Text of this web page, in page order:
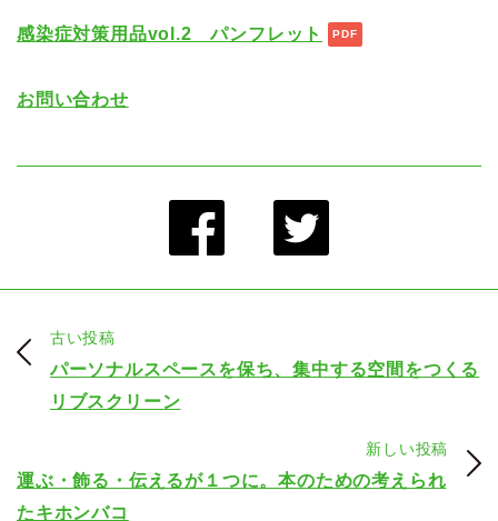
感染症対策用品vol.2 パンフレット
お問い合わせ
古い投稿
パーソナルスペースを保ち、集中する空間をつくる
リブスクリーン
新しい投稿
運ぶ・飾る・伝えるが１つに。本のための考えられ
たキホンバコ